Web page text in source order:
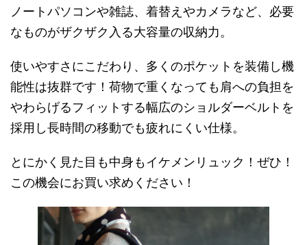
ノートパソコンや雑誌、着替えやカメラなど、必要
なものがザクザク入る大容量の収納力。
使いやすさにこだわり、多くのポケットを装備し機
能性は抜群です！荷物で重くなっても肩への負担を
やわらげるフィットする幅広のショルダーベルトを
採用し長時間の移動でも疲れにくい仕様。
とにかく見た目も中身もイケメンリュック！ぜひ！
この機会にお買い求めください！